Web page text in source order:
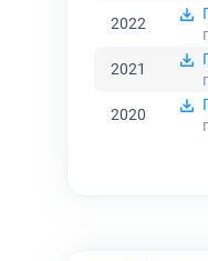
2022
2021
2020